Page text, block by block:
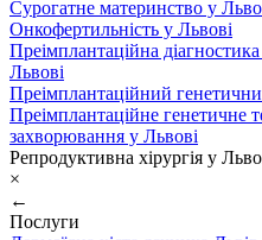
Сурогатне материнство у
Онкофертильність у Львові
Преімплантаційна
Львові
Преімплантаційний
Преімплантаційне генетичне
захворювання у Львові
Репродуктивна хірургія у
×
←
Послуги